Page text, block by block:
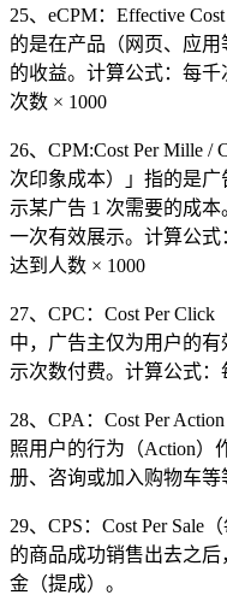
25、eCPM：Effective
的是在产品（网页、应
的收益。计算公式：每
次数 × 1000
26、CPM:Cost Per Mille /
次印象成本）」指的是
示某广告 1 次需要的成
一次有效展示。计算公
达到人数 × 1000
27、CPC：Cost Per
中，广告主仅为用户的
示次数付费。计算公式
28、CPA：Cost Per
照用户的行为（Action）
册、咨询或加入购物车等
29、CPS：Cost Per Sale
的商品成功销售出去之
金（提成）。